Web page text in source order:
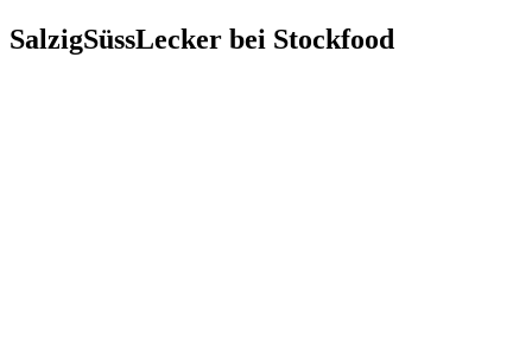
SalzigSüssLecker bei Stockfood